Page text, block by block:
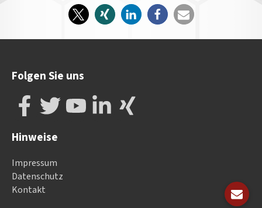
Folgen Sie uns
Hinweise
Impressum
Datenschutz
Kontakt